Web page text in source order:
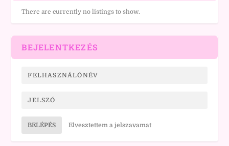
There are currently no listings to show.
BEJELENTKEZÉS
BELÉPÉS Elvesztettem a jelszavamat